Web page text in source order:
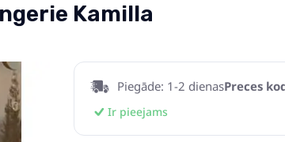
Kamilla
Piegāde: 1-2 dienasPreces
Ir pieejams